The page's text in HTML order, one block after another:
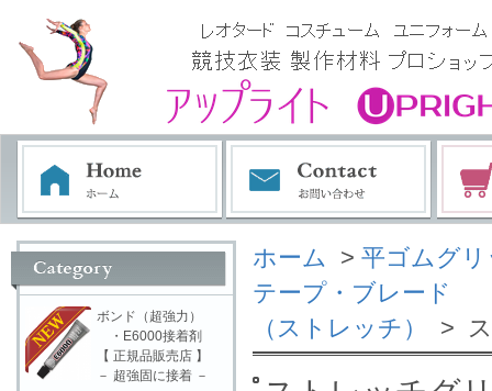
ホーム > 平ゴムグ
テープ・ブレード
（ストレッチ）
>
ボンド（超強力）
・E6000接着剤
【 正規品販売店 】
－ 超強固に接着 －